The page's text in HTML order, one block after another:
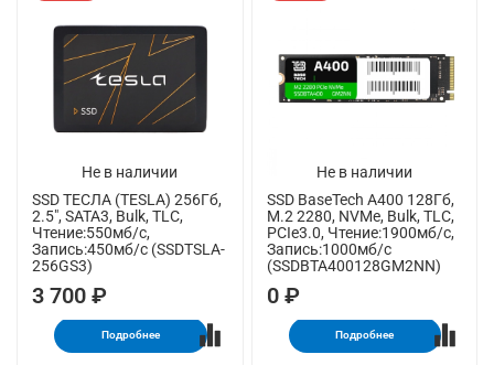
Не в наличии
SSD ТЕСЛА (TESLA) 256Гб,
2.5", SATA3, Bulk, TLC,
Чтение:550мб/с,
Запись:450мб/с (SSDTSLA-
256GS3)
3 700 ₽
Подробнее
Не в наличии
SSD BaseTech A400 128Гб,
M.2 2280, NVMe, Bulk, TLC,
PCIe3.0, Чтение:1900мб/с,
Запись:1000мб/с
(SSDBTA400128GM2NN)
0 ₽
Подробнее